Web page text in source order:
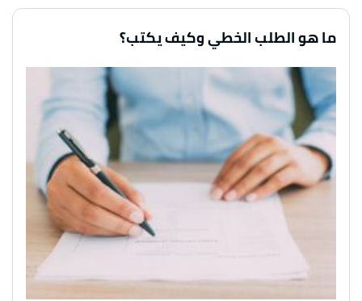
ما هو الطلب الخطي وكيف يكتب؟